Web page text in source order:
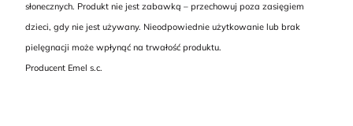
słonecznych. Produkt nie jest zabawką – przechowuj poza zasięgiem
dzieci, gdy nie jest używany. Nieodpowiednie użytkowanie lub brak
pielęgnacji może wpłynąć na trwałość produktu.
Producent Emel s.c.